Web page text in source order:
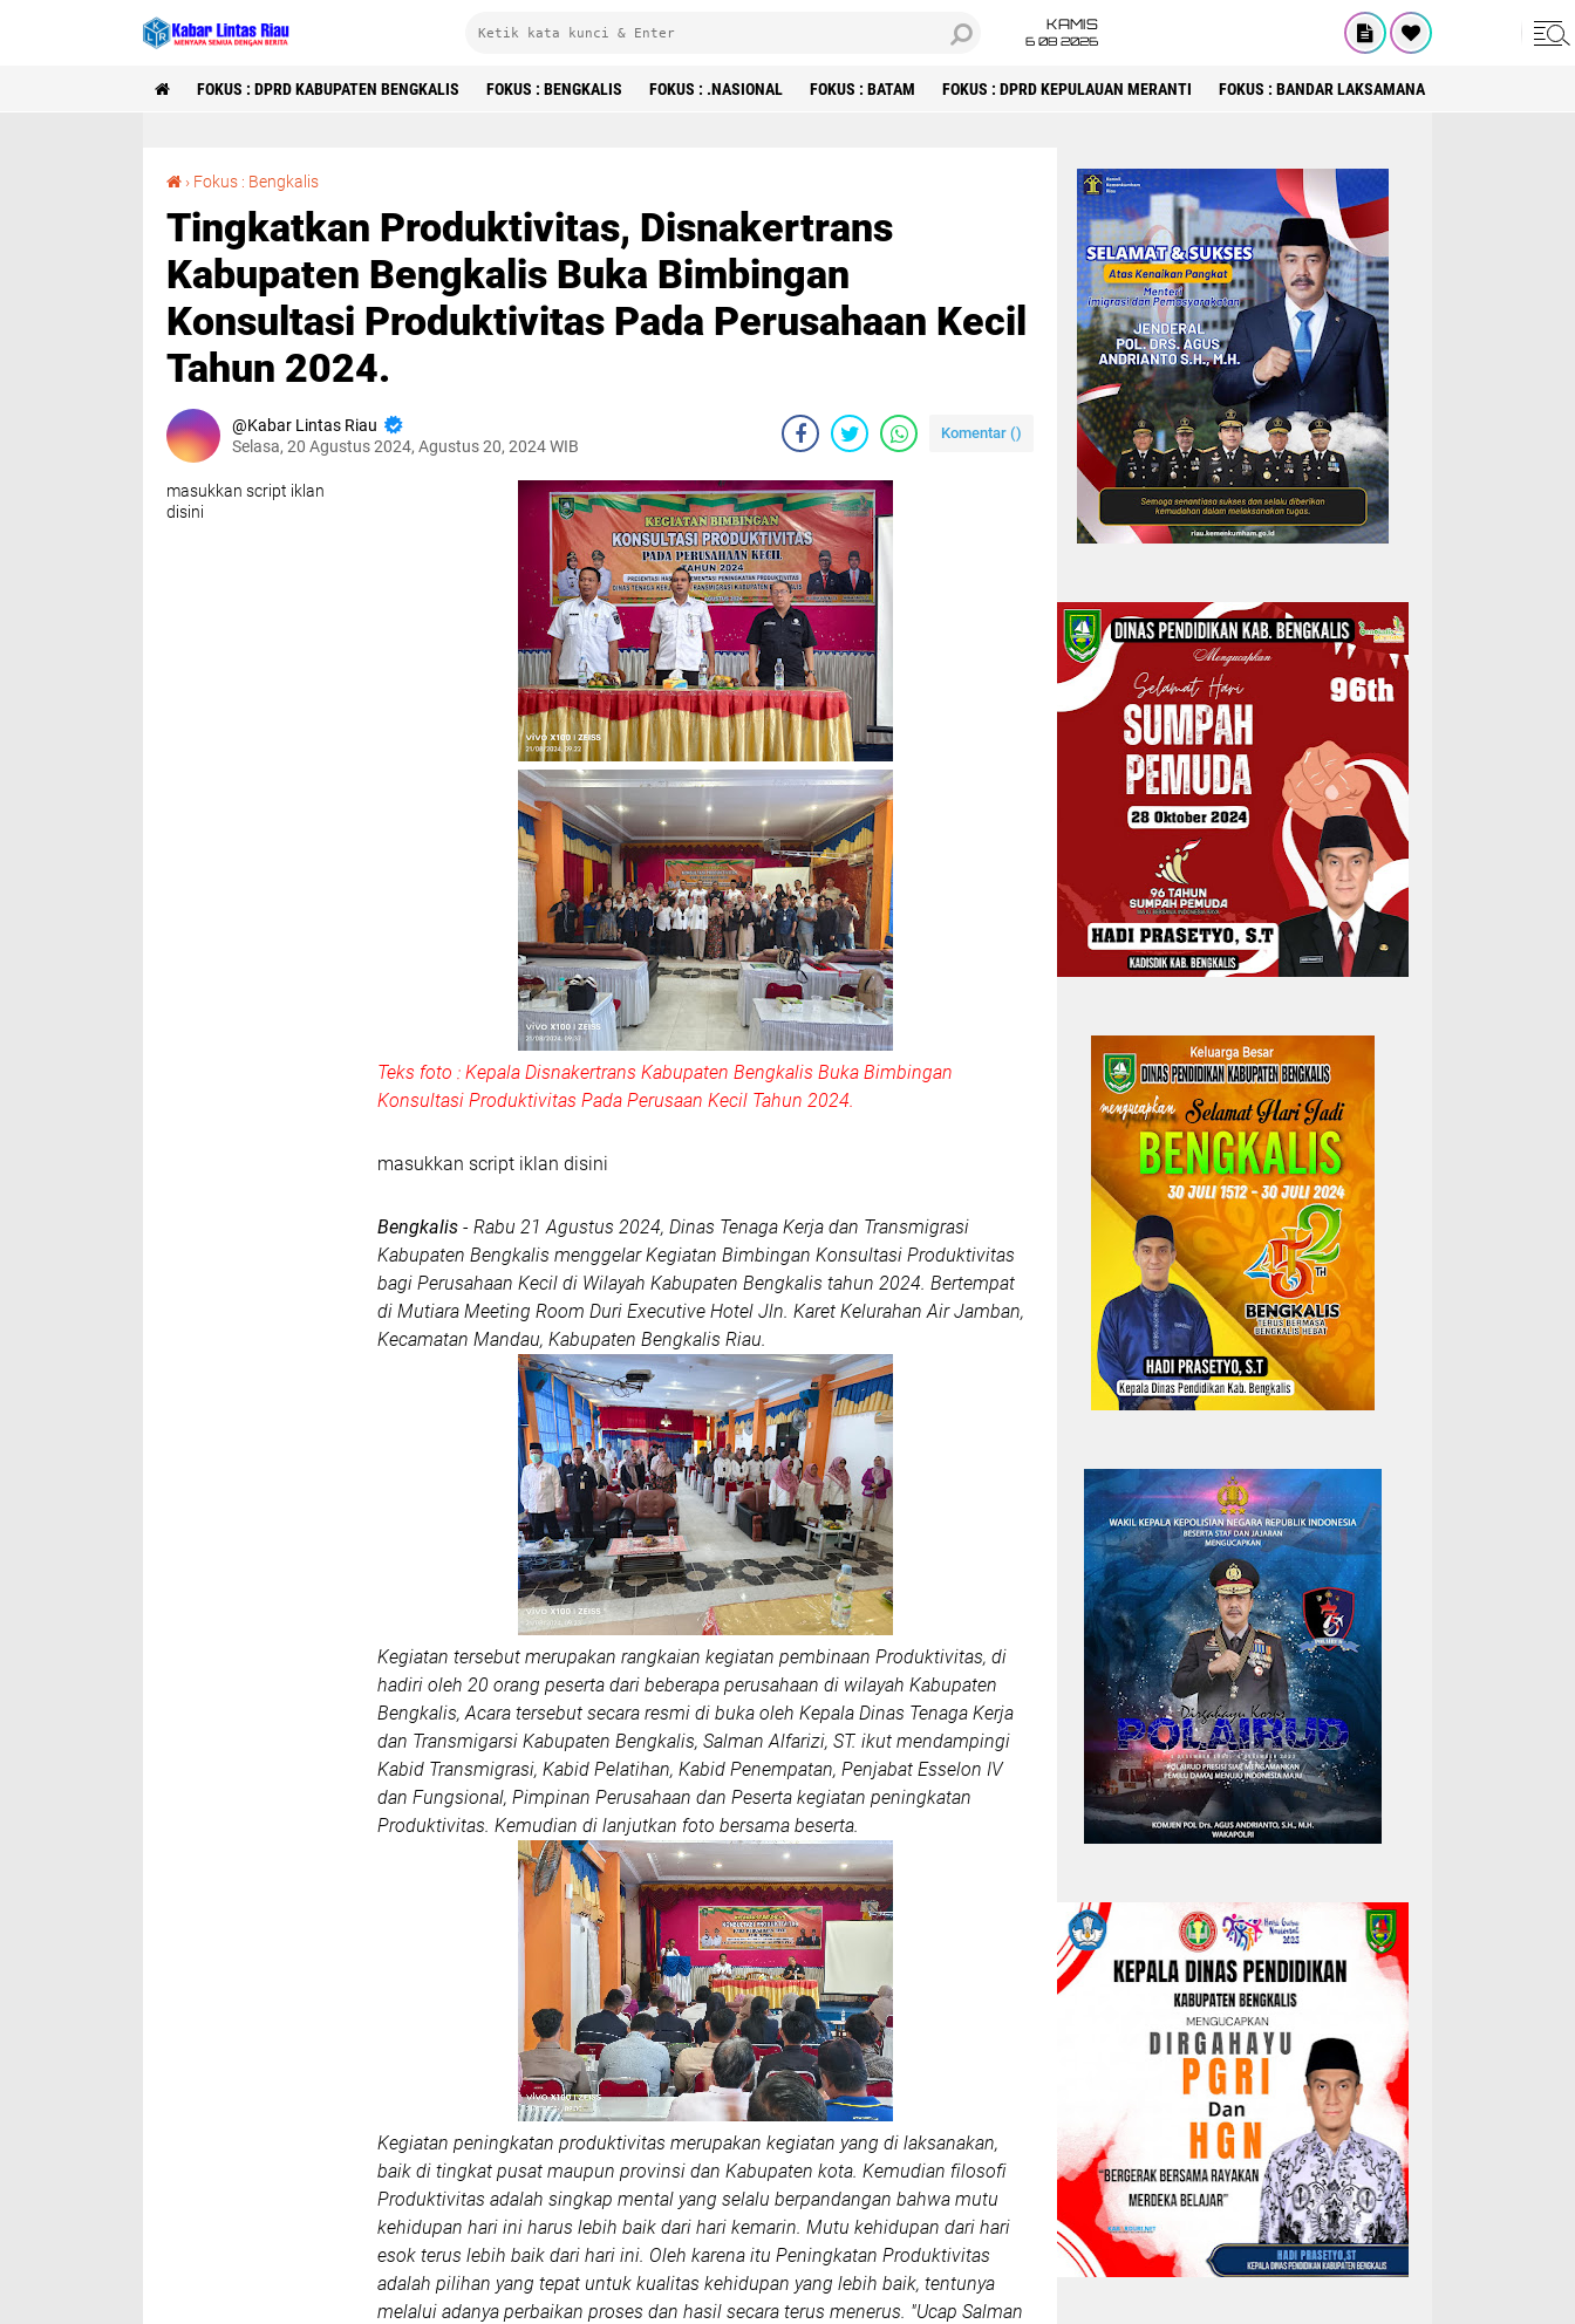
KAMIS
6 08 2026
FOKUS : DPRD KABUPATEN BENGKALIS FOKUS : BENGKALIS FOKUS : .NASIONAL FOKUS : BATAM FOKUS : DPRD KEPULAUAN MERANTI FOKUS : BANDAR LAKSAMANA
› Fokus : Bengkalis
Tingkatkan Produktivitas, Disnakertrans
Kabupaten Bengkalis Buka Bimbingan
Konsultasi Produktivitas Pada Perusahaan Kecil
Tahun 2024.
Kabar Lintas Riau
Selasa, 20 Agustus 2024, Agustus 20, 2024 WIB
Komentar ()
masukkan script iklan
disini
Teks foto : Kepala Disnakertrans Kabupaten Bengkalis Buka Bimbingan
Konsultasi Produktivitas Pada Perusaan Kecil Tahun 2024.
masukkan script iklan disini
Bengkalis - Rabu 21 Agustus 2024, Dinas Tenaga Kerja dan Transmigrasi
Kabupaten Bengkalis menggelar Kegiatan Bimbingan Konsultasi Produktivitas
bagi Perusahaan Kecil di Wilayah Kabupaten Bengkalis tahun 2024. Bertempat
di Mutiara Meeting Room Duri Executive Hotel Jln. Karet Kelurahan Air Jamban,
Kecamatan Mandau, Kabupaten Bengkalis Riau.
Kegiatan tersebut merupakan rangkaian kegiatan pembinaan Produktivitas, di
hadiri oleh 20 orang peserta dari beberapa perusahaan di wilayah Kabupaten
Bengkalis, Acara tersebut secara resmi di buka oleh Kepala Dinas Tenaga Kerja
dan Transmigarsi Kabupaten Bengkalis, Salman Alfarizi, ST. ikut mendampingi
Kabid Transmigrasi, Kabid Pelatihan, Kabid Penempatan, Penjabat Esselon IV
dan Fungsional, Pimpinan Perusahaan dan Peserta kegiatan peningkatan
Produktivitas. Kemudian di lanjutkan foto bersama beserta.
Kegiatan peningkatan produktivitas merupakan kegiatan yang di laksanakan,
baik di tingkat pusat maupun provinsi dan Kabupaten kota. Kemudian filosofi
Produktivitas adalah singkap mental yang selalu berpandangan bahwa mutu
kehidupan hari ini harus lebih baik dari hari kemarin. Mutu kehidupan dari hari
esok terus lebih baik dari hari ini. Oleh karena itu Peningkatan Produktivitas
adalah pilihan yang tepat untuk kualitas kehidupan yang lebih baik, tentunya
melalui adanya perbaikan proses dan hasil secara terus menerus. "Ucap Salman